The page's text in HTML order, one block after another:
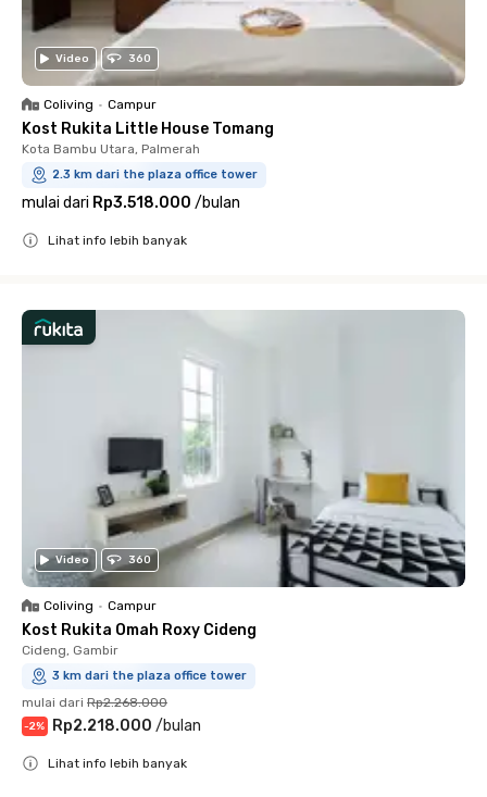
Video 360
Coliving • Campur
Kost Rukita Little House Tomang
Kota Bambu Utara, Palmerah
2.3 km dari the plaza office tower
mulai dari Rp3.518.000 /bulan
Lihat info lebih banyak
Video 360
Coliving • Campur
Kost Rukita Omah Roxy Cideng
Cideng, Gambir
3 km dari the plaza office tower
mulai dari Rp2.268.000
-2% Rp2.218.000 /bulan
Lihat info lebih banyak